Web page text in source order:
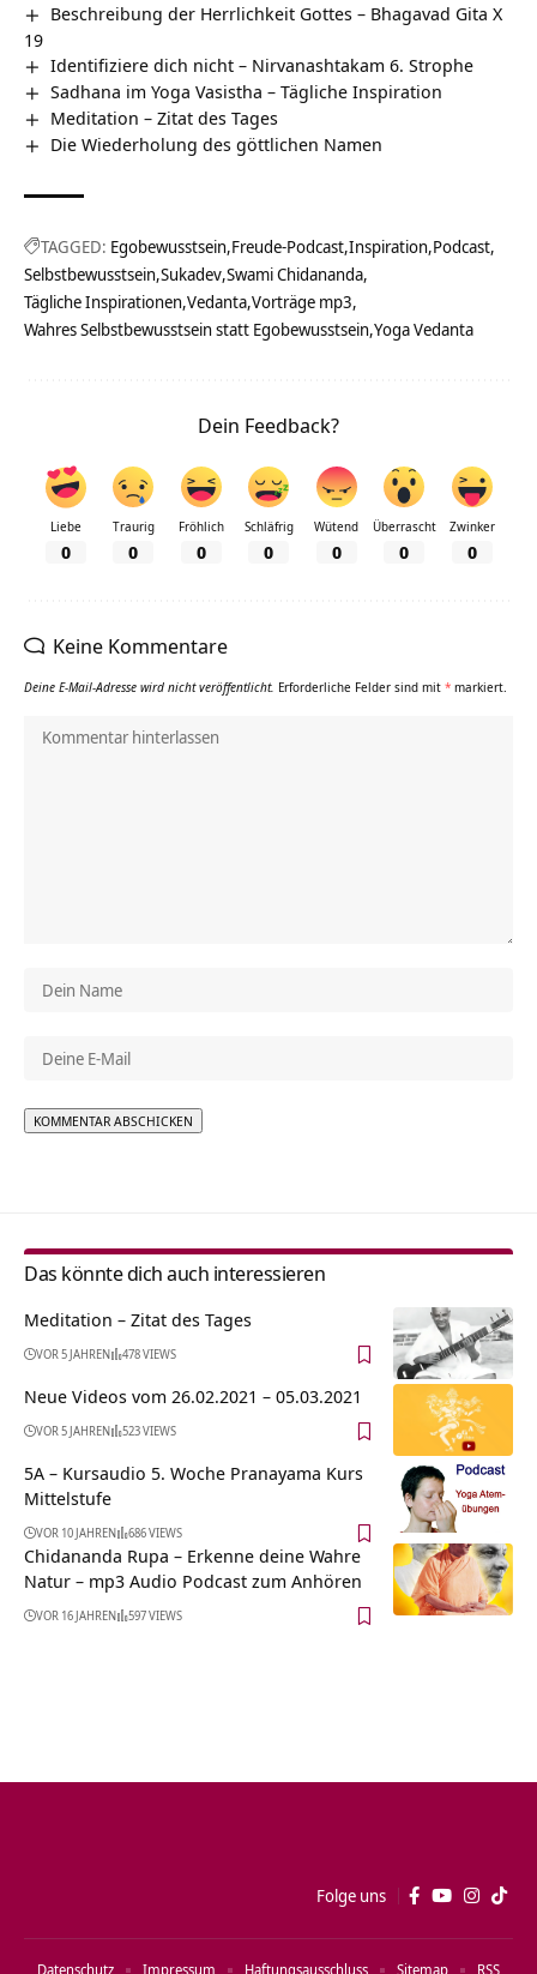
Beschreibung der Herrlichkeit Gottes – Bhagavad Gita X
19
Identifiziere dich nicht – Nirvanashtakam 6. Strophe
Sadhana im Yoga Vasistha – Tägliche Inspiration
Meditation – Zitat des Tages
Die Wiederholung des göttlichen Namen
TAGGED: Egobewusstsein Freude-Podcast Inspiration Podcast
Selbstbewusstsein Sukadev Swami Chidananda
Tägliche Inspirationen Vedanta Vorträge mp3
Wahres Selbstbewusstsein statt Egobewusstsein Yoga Vedanta
Dein Feedback?
Liebe
0
Traurig
0
Fröhlich
0
Schläfrig
0
Wütend
0
Überrascht
0
Zwinker
0
Keine Kommentare
Deine E-Mail-Adresse wird nicht veröffentlicht. Erforderliche Felder sind mit * markiert.
Das könnte dich auch interessieren
Meditation – Zitat des Tages
VOR 5 JAHREN 478 VIEWS
Neue Videos vom 26.02.2021 – 05.03.2021
VOR 5 JAHREN 523 VIEWS
5A – Kursaudio 5. Woche Pranayama Kurs
Mittelstufe
VOR 10 JAHREN 686 VIEWS
Chidananda Rupa – Erkenne deine Wahre
Natur – mp3 Audio Podcast zum Anhören
VOR 16 JAHREN 597 VIEWS
Folge uns
Datenschutz Impressum Haftungsausschluss Sitemap RSS